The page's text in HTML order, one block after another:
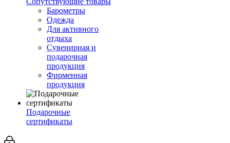
Барометры
Одежда
Для активного
отдыха
Сувенирная и
подарочная
продукция
Фирменная
продукция
Подарочные
сертификаты